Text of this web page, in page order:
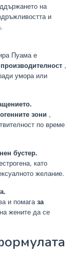
на
и
Пуама е
,
умора или
зони ,
по време
бустер.
като
желание.
и помагаза
жените да се